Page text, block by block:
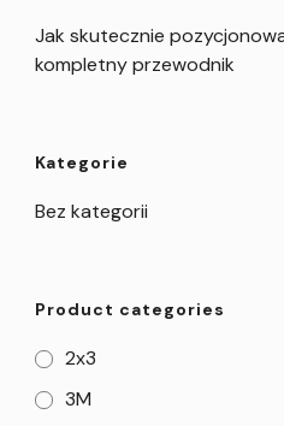
Jak skutecznie
kompletny przewodnik
Kategorie
Bez kategorii
Product categories
2x3
3M